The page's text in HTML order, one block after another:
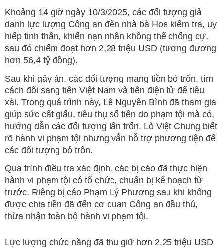
Khoảng 14 giờ ngày 10/3/2025, các đối tượng giả
danh lực lượng Công an đến nhà bà Hoa kiểm tra, uy
hiếp tinh thần, khiến nạn nhân không thể chống cự,
sau đó chiếm đoạt hơn 2,28 triệu USD (tương đương
hơn 56,4 tỷ đồng).
Sau khi gây án, các đối tượng mang tiền bỏ trốn, tìm
cách đổi sang tiền Việt Nam và tiền điện tử để tiêu
xài. Trong quá trình này, Lê Nguyên Bình đã tham gia
giúp sức cất giấu, tiêu thụ số tiền do phạm tội mà có,
hướng dẫn các đối tượng lẩn trốn. Lò Việt Chung biết
rõ hành vi phạm tội nhưng vẫn hỗ trợ phương tiện để
các đối tượng bỏ trốn.
Quá trình điều tra xác định, các bị cáo đã thực hiện
hành vi phạm tội có tổ chức, chuẩn bị kế hoạch từ
trước. Riêng bị cáo Phạm Lý Phương sau khi không
được chia tiền đã đến cơ quan Công an đầu thú,
thừa nhận toàn bộ hành vi phạm tội.
Lực lượng chức năng đã thu giữ hơn 2,25 triệu USD